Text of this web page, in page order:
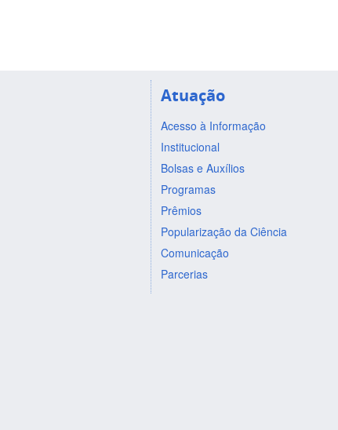
Atuação
Acesso à Informação
Institucional
Bolsas e Auxílios
Programas
Prêmios
Popularização da Ciência
Comunicação
Parcerias